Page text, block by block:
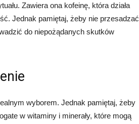
Zawiera ona kofeinę, która działa
Jednak pamiętaj, żeby nie przesadzać
do niepożądanych skutków
wyborem. Jednak pamiętaj, żeby
w witaminy i minerały, które mogą